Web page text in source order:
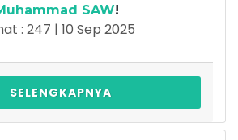
SAW!
: 247 | 10 Sep 2025
SELENGKAPNYA